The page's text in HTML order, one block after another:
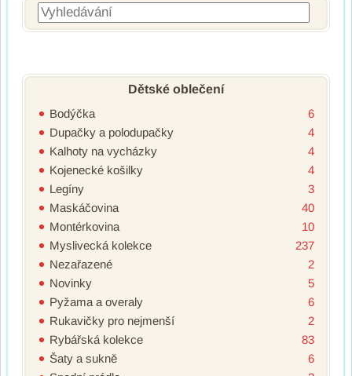
Vyhledávání
Dětské oblečení
Bodýčka
6
Dupačky a polodupačky
4
Kalhoty na vycházky
4
Kojenecké košilky
4
Legíny
3
Maskáčovina
40
Montérkovina
10
Myslivecká kolekce
237
Nezařazené
2
Novinky
5
Pyžama a overaly
6
Rukavičky pro nejmenší
2
Rybářská kolekce
83
Šaty a sukně
6